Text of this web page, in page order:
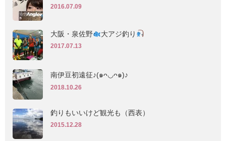
2016.07.09
大阪・泉佐野 大アジ釣り
2017.07.13
南伊豆初遠征♪(๑ᴖ◡ᴖ๑)♪
2018.10.26
釣りもいいけど観光も（西表）
2015.12.28